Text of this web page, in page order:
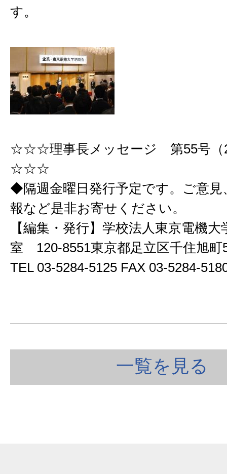
す。
☆☆☆理事長メッセージ 第55号（
☆☆☆
◆隔週金曜日発行予定です。ご意見
報など是非お寄せください。
【編集・発行】学校法人東京電機
室 120-8551東京都足立区千住旭
TEL 03-5284-5125 FAX 03-5284-
一覧を見る